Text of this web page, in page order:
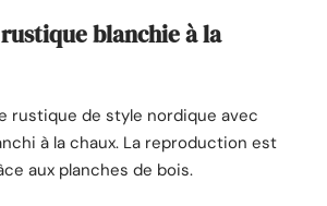
blanchie à la
rustique de style nordique avec
à la chaux. La reproduction est
aux planches de bois.